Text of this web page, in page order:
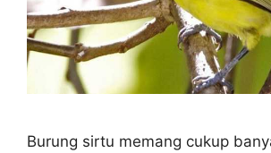
Burung sirtu memang cukup